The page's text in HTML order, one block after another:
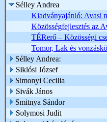
Sélley Andrea
Kiadványajánló: Avasi
Közösségfejlesztés az
TÉRerő – Közösségi
Tomor, Lak és
Sélley Andrea:
Siklósi József
Simonyi Cecilia
Sivák János
Smitnya Sándor
Solymosi Judit